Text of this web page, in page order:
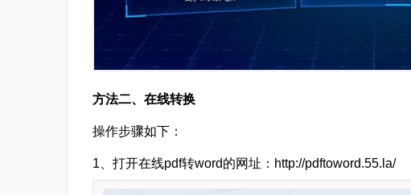
方法二、在线转换
操作步骤如下：
1、打开在线pdf转word的网址：http://pdftoword.55.la/